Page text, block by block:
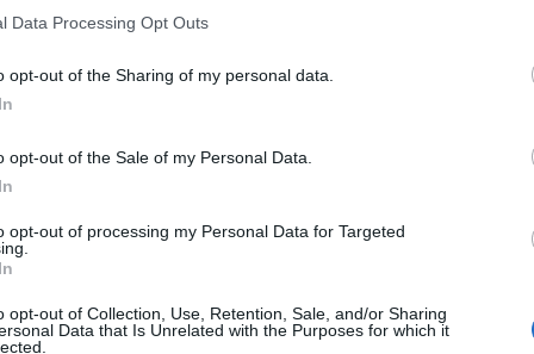
Data Processing Opt Outs
opt-out of the Sharing of my personal data.
opt-out of the Sale of my Personal Data.
opt-out of processing my Personal Data for Targeted
opt-out of Collection, Use, Retention, Sale, and/or Sharing
Data that Is Unrelated with the Purposes for which it
Topix 2.9%-kal süllyedve 946 ponton állapodott meg. A
reprezentánsai is jelentősen veszítettek értékükből....
portfolio.hu hírarchívumához tartozik, melynek olvasása
tartalmazza:
elmúlt 2 év napon belüli